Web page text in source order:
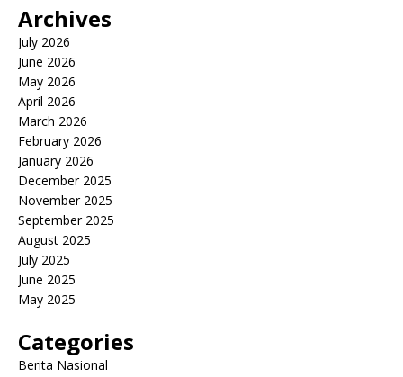
Archives
July 2026
June 2026
May 2026
April 2026
March 2026
February 2026
January 2026
December 2025
November 2025
September 2025
August 2025
July 2025
June 2025
May 2025
Categories
Berita Nasional